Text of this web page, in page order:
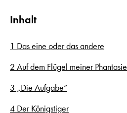
Inhalt
1 Das eine oder das andere
2 Auf dem Flügel meiner Phantasie
3 „Die Aufgabe“
4 Der Königstiger